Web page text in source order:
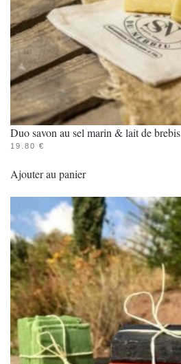
Duo savon au sel marin & lait de brebis
19.80 €
Ajouter au panier